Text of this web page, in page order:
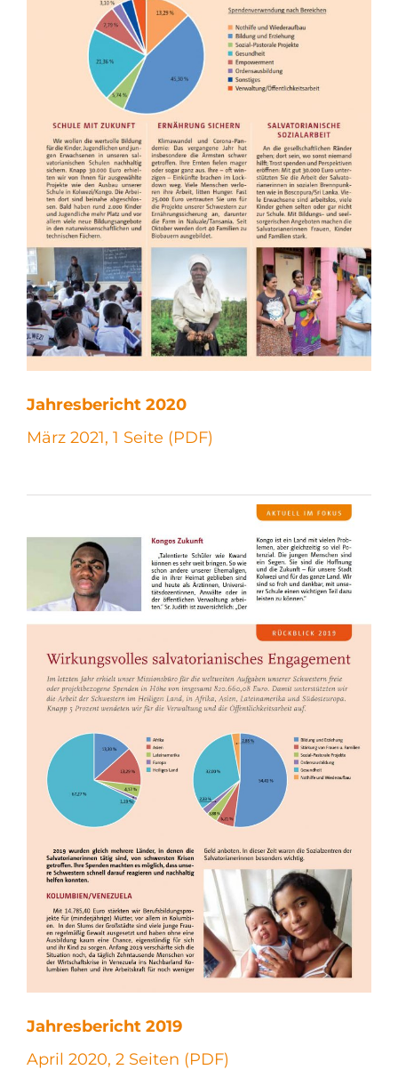
Jahresbericht 2020
März 2021, 1 Seite (PDF)
Jahresbericht 2019
April 2020, 2 Seiten (PDF)